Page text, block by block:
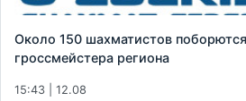
Около 150 шахматистов
гроссмейстера региона
15:43 | 12.08